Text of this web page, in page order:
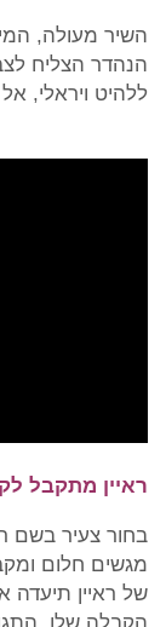
השיר מעולה,
הנהדר הצליח
ללהיט ויראלי,
ראיין מתקבל
בחור צעיר בשם
מגשים חלום
של ראיין